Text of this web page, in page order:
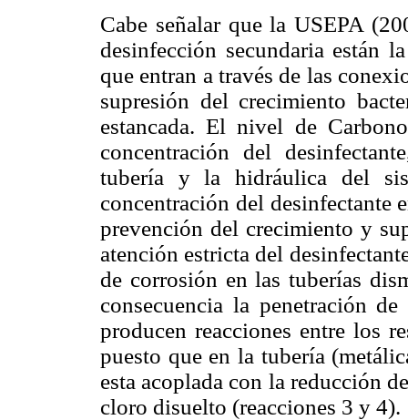
Cabe señalar que la USEPA
desinfección secundaria están
que entran a través de las
supresión del crecimiento
estancada. El nivel de
concentración del
tubería y la hidráulica del
concentración del desinfectante
prevención del crecimiento y
atención estricta del
de corrosión en las tuberías
consecuencia la penetración
producen reacciones entre los
puesto que en la tubería
esta acoplada con la reducción
cloro disuelto (reacciones 3 y 4).